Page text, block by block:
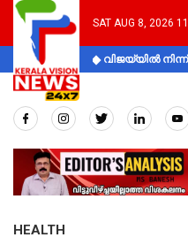
SAT AUG 8, 2026
വിജയ്‌യിൽ
HEALTH